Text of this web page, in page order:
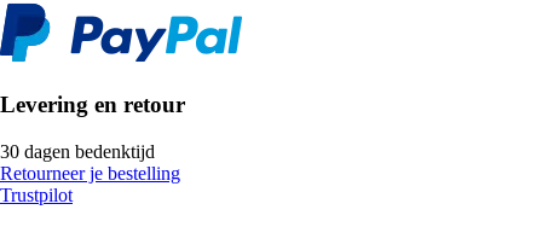
Levering en retour
30 dagen bedenktijd
Retourneer je bestelling
Trustpilot